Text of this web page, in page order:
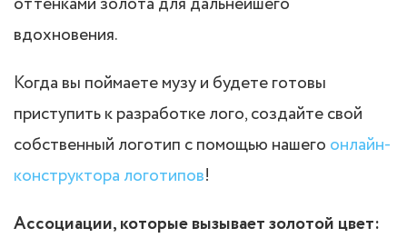
вдохновения.
Когда вы поймаете музу и будете готовы
приступить к разработке лого, создайте свой
собственный логотип с помощью нашего онлайн-
конструктора логотипов!
Ассоциации, которые вызывает золотой цвет: